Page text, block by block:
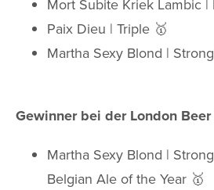
Mort Subite Kriek Lambic |
Paix Dieu | Triple 🥇
Martha Sexy Blond |
Gewinner bei der London
Martha Sexy Blond |
Belgian Ale of the Year 🥇